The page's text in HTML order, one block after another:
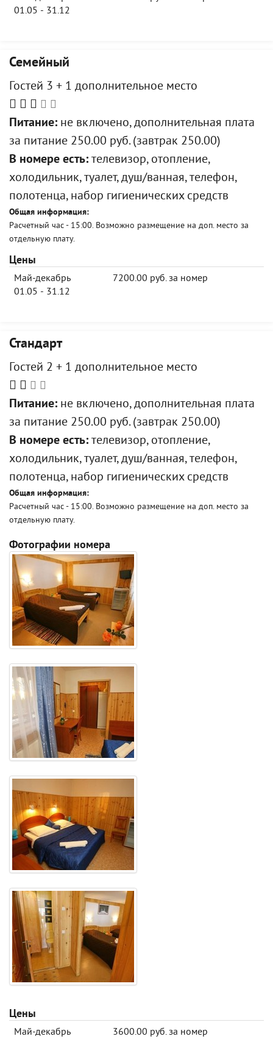
01.05 - 31.12
Семейный
Гостей 3 + 1 дополнительное место
Питание: не включено, дополнительная плата
за питание 250.00 руб. (завтрак 250.00)
В номере есть: телевизор, отопление,
холодильник, туалет, душ/ванная, телефон,
полотенца, набор гигиенических средств
Общая информация:
Расчетный час - 15:00. Возможно размещение на доп. место за
отдельную плату.
Цены
Май-декабрь
01.05 - 31.12
7200.00 руб. за номер
Стандарт
Гостей 2 + 1 дополнительное место
Питание: не включено, дополнительная плата
за питание 250.00 руб. (завтрак 250.00)
В номере есть: телевизор, отопление,
холодильник, туалет, душ/ванная, телефон,
полотенца, набор гигиенических средств
Общая информация:
Расчетный час - 15:00. Возможно размещение на доп. место за
отдельную плату.
Фотографии номера
Цены
Май-декабрь
3600.00 руб. за номер